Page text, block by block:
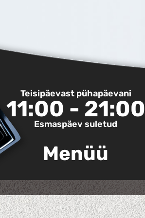
Teisipäevast pühapäevani
11:00 - 21:00
Esmaspäev suletud
Menüü